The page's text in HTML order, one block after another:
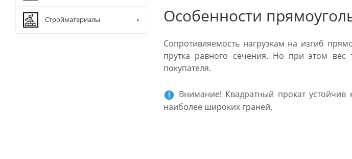
Особенности
Сопротивляемость нагрузкам на изгиб
прутка равного сечения. Но при этом
покупателя.
Внимание! Квадратный прокат
наиболее широких граней.
Стройматериалы